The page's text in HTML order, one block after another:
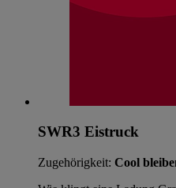
SWR3 Eistruck
Zugehörigkeit: Cool